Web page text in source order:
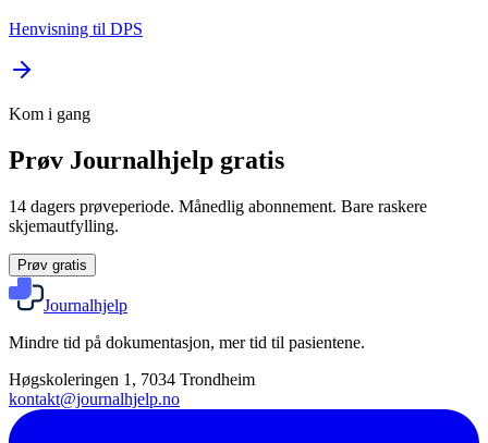
Henvisning til DPS
Kom i gang
Prøv Journalhjelp gratis
14 dagers prøveperiode. Månedlig abonnement. Bare raskere
skjemautfylling.
Prøv gratis
Journalhjelp
Mindre tid på dokumentasjon, mer tid til pasientene.
Høgskoleringen 1, 7034 Trondheim
kontakt@journalhjelp.no